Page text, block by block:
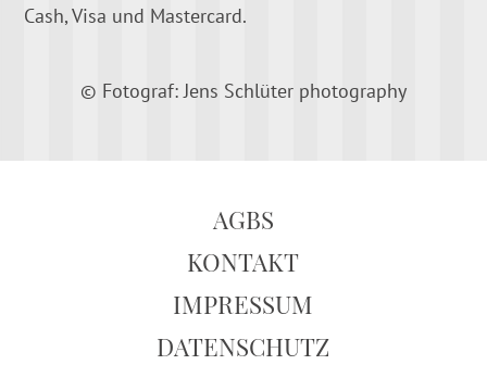
Cash, Visa und Mastercard.
© Fotograf: Jens Schlüter photography
AGBS
KONTAKT
IMPRESSUM
DATENSCHUTZ